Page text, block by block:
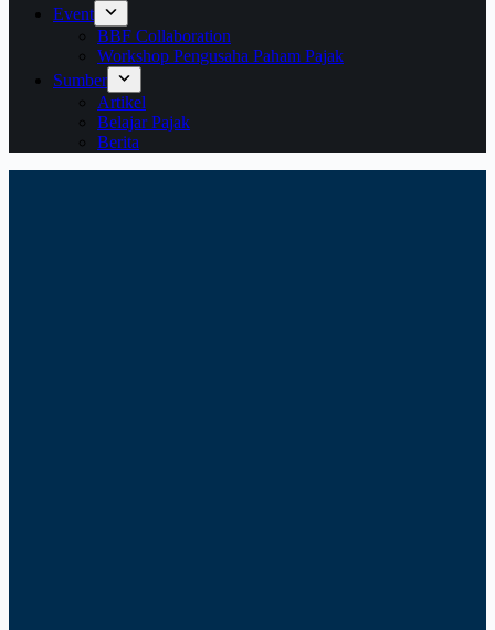
Event
BBF Collaboration
Workshop Pengusaha Paham Pajak
Sumber
Artikel
Belajar Pajak
Berita